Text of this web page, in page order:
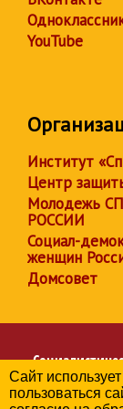
YouTube
Институт
Центр
Молодежь
РОССИИ
Социал-
женщин
Домсовет
Сайт
пользоваться